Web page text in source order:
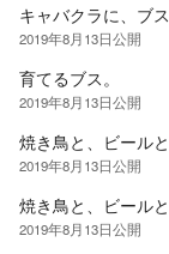
キャバクラに、ブス
2019年8月13日公開
育てるブス。
2019年8月13日公開
焼き鳥と、ビール
2019年8月13日公開
焼き鳥と、ビール
2019年8月13日公開